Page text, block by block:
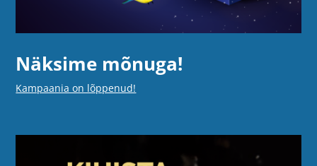
Näksime mõnuga!
Kampaania on lõppenud!